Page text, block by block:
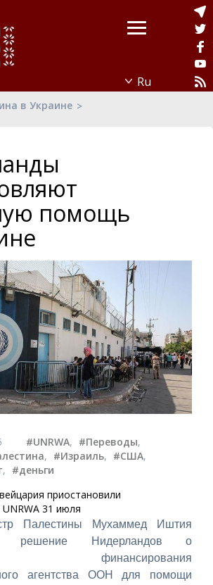
в Украине
помощь
#UNRWA, #Переводы,
, #Израиль, #США,
, #деньги
приостановили
31 июля
Палестины Мухаммед Иштия
решение Нидерландов о
финансирования
агентства ООН для помощи